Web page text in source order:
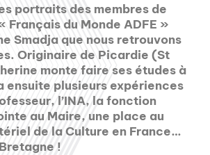
portraits des membres de
Français du Monde ADFE »
Smadja que nous retrouvons
Originaire de Picardie (St
monte faire ses études à
ensuite plusieurs expériences
l’INA, la fonction
au Maire, une place au
de la Culture en France…
!